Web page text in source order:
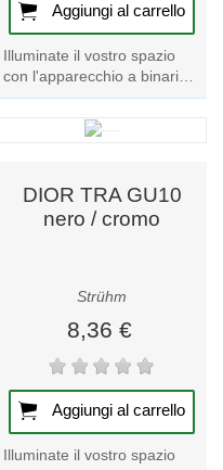
Aggiungi al carrello
Illuminate il vostro spazio
con l'apparecchio a binario
DIOR TRA GU10
bianco/cromo. Un mix
perfetto di stile e...
DIOR TRA GU10
nero / cromo
Strühm
8,36 €
Aggiungi al carrello
Illuminate il vostro spazio